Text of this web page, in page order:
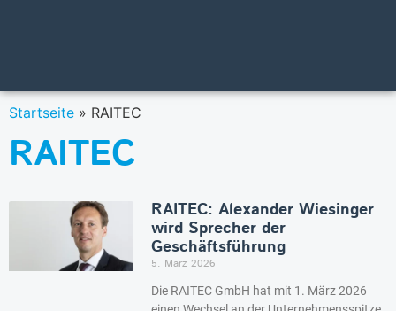
Startseite » RAITEC
RAITEC
RAITEC: Alexander Wiesinger
wird Sprecher der
Geschäftsführung
5. März 2026
Die RAITEC GmbH hat mit 1. März 2026